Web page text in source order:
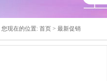
您现在的位置: 首页 > 最新促销